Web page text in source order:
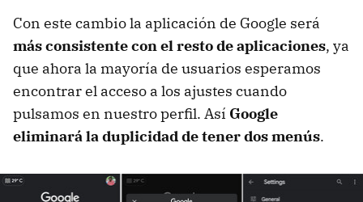
Con este cambio la aplicación de Google será
más consistente con el resto de aplicaciones, ya
que ahora la mayoría de usuarios esperamos
encontrar el acceso a los ajustes cuando
pulsamos en nuestro perfil. Así Google
eliminará la duplicidad de tener dos menús.